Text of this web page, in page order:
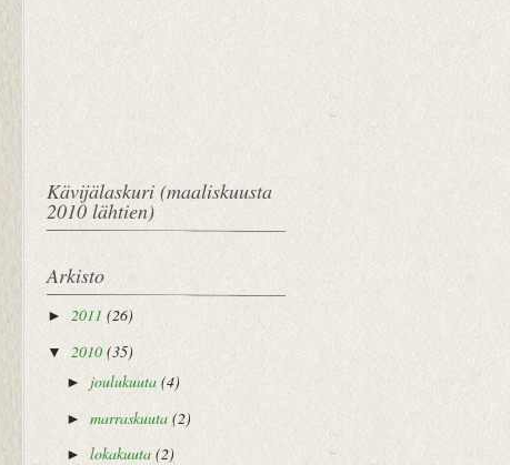
Kävijälaskuri (maaliskuusta
2010 lähtien)
Arkisto
► 2011 (26)
▼ 2010 (35)
► joulukuuta (4)
► marraskuuta (2)
► lokakuuta (2)